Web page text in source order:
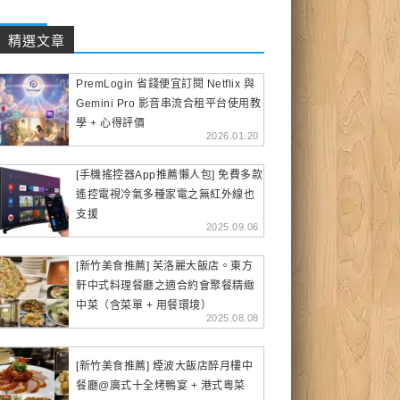
精選文章
PremLogin 省錢便宜訂閱 Netflix 與
Gemini Pro 影音串流合租平台使用教
學 + 心得評價
2026.01.20
[手機搖控器App推薦懶人包] 免費多款
遙控電視冷氣多種家電之無紅外線也
支援
2025.09.06
[新竹美食推薦] 芙洛麗大飯店。東方
軒中式料理餐廳之適合約會聚餐精緻
中菜（含菜單 + 用餐環境）
2025.08.08
[新竹美食推薦] 煙波大飯店醉月樓中
餐廳@廣式十全烤鴨宴 + 港式粵菜